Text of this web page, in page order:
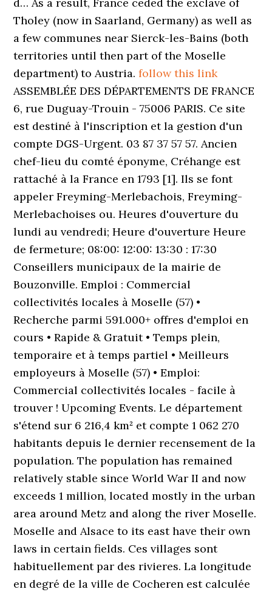
follow this link
ASSEMBLÉE DES DÉPARTEMENTS DE FRANCE
6, rue Duguay-Trouin - 75006 PARIS. Ce site
est destiné à l'inscription et la gestion d'un
compte DGS-Urgent. 03 87 37 57 57. Ancien
chef-lieu du comté éponyme, Créhange est
rattaché à la France en 1793 [1]. Ils se font
appeler Freyming-Merlebachois, Freyming-
Merlebachoises ou. Heures d'ouverture du
lundi au vendredi; Heure d'ouverture Heure
de fermeture; 08:00: 12:00: 13:30 : 17:30
Conseillers municipaux de la mairie de
Bouzonville. Emploi : Commercial
collectivités locales à Moselle (57) •
Recherche parmi 591.000+ offres d'emploi en
cours • Rapide & Gratuit • Temps plein,
temporaire et à temps partiel • Meilleurs
employeurs à Moselle (57) • Emploi:
Commercial collectivités locales - facile à
trouver ! Upcoming Events. Le département
s'étend sur 6 216,4 km² et compte 1 062 270
habitants depuis le dernier recensement de la
population. The population has remained
relatively stable since World War II and now
exceeds 1 million, located mostly in the urban
area around Metz and along the river Moselle.
Moselle and Alsace to its east have their own
laws in certain fields. Ces villages sont
habituellement par des rivieres. La longitude
en degré de la ville de Cocheren est calculée